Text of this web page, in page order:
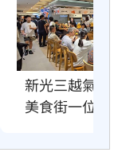
新光三越氣爆
美食街一位難